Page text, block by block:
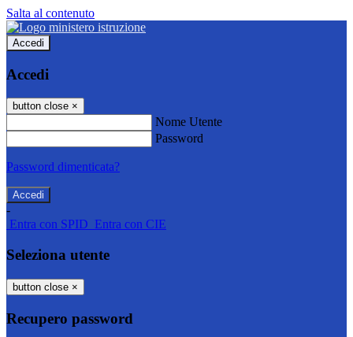
Salta al contenuto
Accedi
Accedi
button close ×
Nome Utente
Password
Password dimenticata?
-
Entra con SPID Entra con CIE
Seleziona utente
button close ×
Recupero password